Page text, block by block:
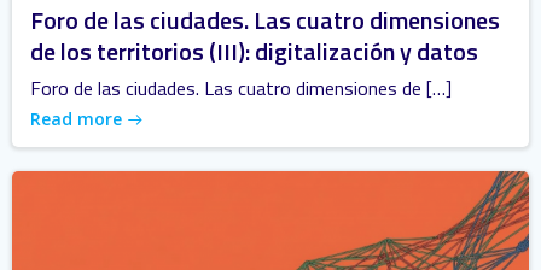
Foro de las ciudades. Las cuatro dimensiones
de los territorios (III): digitalización y datos
Foro de las ciudades. Las cuatro dimensiones de […]
Read more